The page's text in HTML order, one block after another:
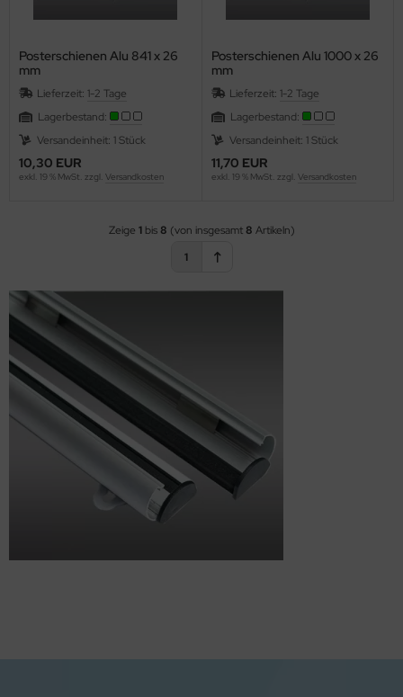
Posterschienen Alu 841 x 26
mm
Lieferzeit: 1-2 Tage
Lagerbestand:
Versandeinheit: 1 Stück
10,30 EUR
exkl. 19 % MwSt. zzgl. Versandkosten
Posterschienen Alu 1000 x 26
mm
Lieferzeit: 1-2 Tage
Lagerbestand:
Versandeinheit: 1 Stück
11,70 EUR
exkl. 19 % MwSt. zzgl. Versandkosten
Zeige 1bis 8 (von insgesamt 8 Artikeln)
1